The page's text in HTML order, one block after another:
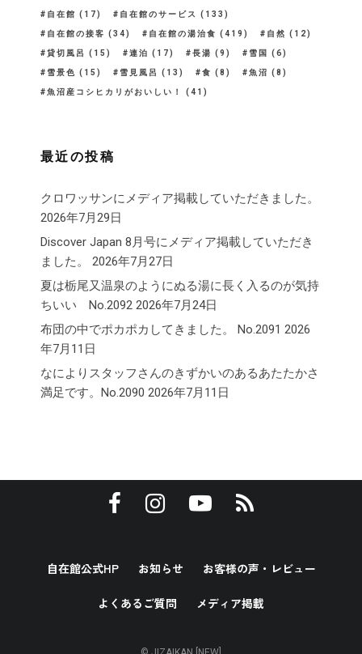
自在館 (17) 自在館のサービス (133)
自在館の接客 (34) 自在館の湯治食 (419) 自然 (12)
貸切風呂 (15) 連泊 (17) 長湯 (9) 雪国 (6)
雪景色 (15) 雪見風呂 (13) 食 (8) 魚沼 (8)
魚沼産コシヒカリがおいしい！ (41)
最近の投稿
クロワッサンにメディア掲載していただきました。
2026年7月29日
Discover Japan 8月号にメディア掲載していただき
ました。
2026年7月27日
夏は栃尾又温泉のようにぬる湯に長く入るのが気持
ちいい No.2092 2026年7月24日
布団の中でポカポカしてきました。 No.2091 2026
年7月11日
なによりスタッフさんのきずかいのあるあたたかさ
満足です。No.2090 2026年7月11日
自在館公式HP お知らせ お客様の声・レビュー
よくあるご質問 メディア掲載